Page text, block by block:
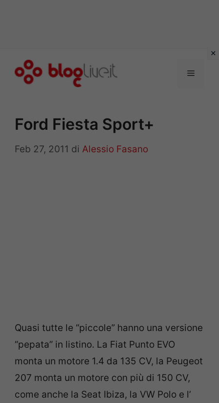
Menu
Ford Fiesta Sport+
Feb 27, 2011 di Alessio Fasano
Quasi tutte le “piccole” hanno una versione
“pepata” in listino. La Fiat Punto EVO
monta un motore 1.4 da 135 CV, la Peugeot
207 monta un motore con più di 150 CV,
come anche la Seat Ibiza, la VW Polo e l’